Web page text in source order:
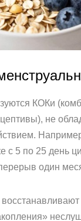
КОКи
не
с 5 по 25 день
один